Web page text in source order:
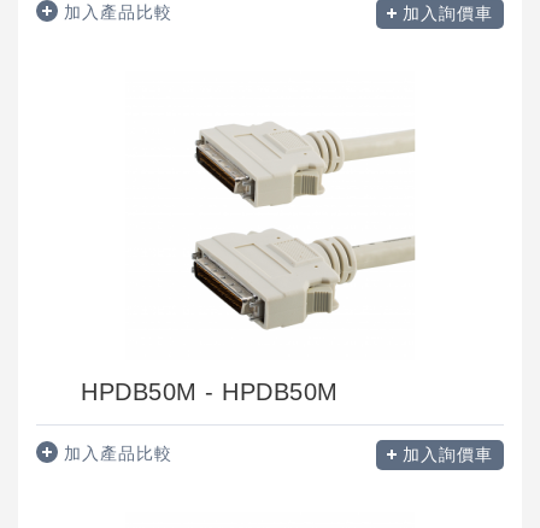
加入產品比較 加入詢價車
HPDB50M - HPDB50M
加入產品比較 加入詢價車